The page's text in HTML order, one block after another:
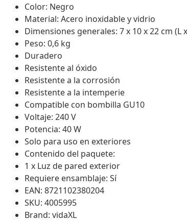
Color: Negro
Material: Acero inoxidable y vidrio
Dimensiones generales: 7 x 10 x 22 cm (L
Peso: 0,6 kg
Duradero
Resistente al óxido
Resistente a la corrosión
Resistente a la intemperie
Compatible con bombilla GU10
Voltaje: 240 V
Potencia: 40 W
Solo para uso en exteriores
Contenido del paquete:
1 x Luz de pared exterior
Requiere ensamblaje: Sí
EAN: 8721102380204
SKU: 4005995
Brand: vidaXL